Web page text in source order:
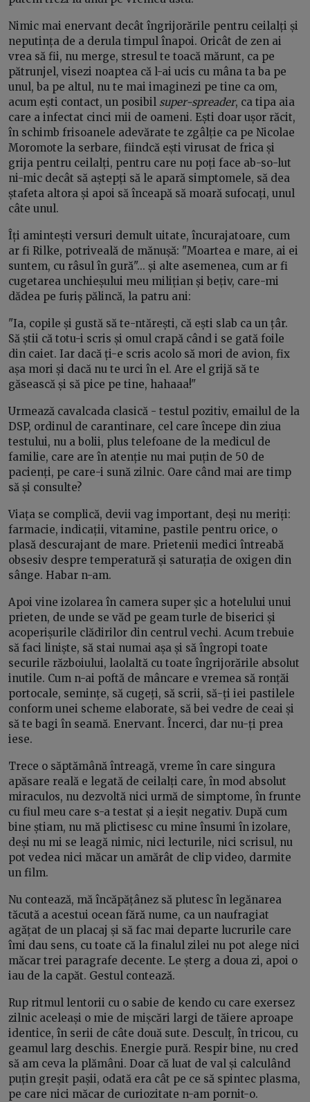
Nimic mai enervant decât îngrijorările pentru ceilalți și
neputința de a derula timpul înapoi. Oricât de zen ai
vrea să fii, nu merge, stresul te toacă mărunt, ca pe
pătrunjel, visezi noaptea că l-ai ucis cu mâna ta ba pe
unul, ba pe altul, nu te mai imaginezi pe tine ca om,
acum ești contact, un posibil super-spreader, ca tipa aia
care a infectat cinci mii de oameni. Ești doar ușor răcit,
în schimb frisoanele adevărate te zgâlție ca pe Nicolae
Moromote la serbare, fiindcă ești virusat de frica și
grija pentru ceilalți, pentru care nu poți face ab-so-lut
ni-mic decât să aștepți să le apară simptomele, să dea
ștafeta altora și apoi să înceapă să moară sufocați, unul
câte unul.
Îți amintești versuri demult uitate, încurajatoare, cum
ar fi Rilke, potriveală de mănușă: "Moartea e mare, ai ei
suntem, cu râsul în gură"... și alte asemenea, cum ar fi
cugetarea unchieșului meu milițian și bețiv, care-mi
dădea pe furiș pălincă, la patru ani:
"Ia, copile și gustă să te-ntărești, că ești slab ca un țâr.
Să știi că totu-i scris și omul crapă când i se gată foile
din caiet. Iar dacă ți-e scris acolo să mori de avion, fix
așa mori și dacă nu te urci în el. Are el grijă să te
găsească și să pice pe tine, hahaaa!"
Urmează cavalcada clasică - testul pozitiv, emailul de la
DSP, ordinul de carantinare, cel care începe din ziua
testului, nu a bolii, plus telefoane de la medicul de
familie, care are în atenție nu mai puțin de 50 de
pacienți, pe care-i sună zilnic. Oare când mai are timp
să și consulte?
Viața se complică, devii vag important, deși nu meriți:
farmacie, indicații, vitamine, pastile pentru orice, o
plasă descurajant de mare. Prietenii medici întreabă
obsesiv despre temperatură și saturația de oxigen din
sânge. Habar n-am.
Apoi vine izolarea în camera super șic a hotelului unui
prieten, de unde se văd pe geam turle de biserici și
acoperișurile clădirilor din centrul vechi. Acum trebuie
să faci liniște, să stai numai așa și să îngropi toate
securile războiului, laolaltă cu toate îngrijorările absolut
inutile. Cum n-ai poftă de mâncare e vremea să ronțăi
portocale, semințe, să cugeți, să scrii, să-ți iei pastilele
conform unei scheme elaborate, să bei vedre de ceai și
să te bagi în seamă. Enervant. Încerci, dar nu-ți prea
iese.
Trece o săptămână întreagă, vreme în care singura
apăsare reală e legată de ceilalți care, în mod absolut
miraculos, nu dezvoltă nici urmă de simptome, în frunte
cu fiul meu care s-a testat și a ieșit negativ. După cum
bine știam, nu mă plictisesc cu mine însumi în izolare,
deși nu mi se leagă nimic, nici lecturile, nici scrisul, nu
pot vedea nici măcar un amărât de clip video, darmite
un film.
Nu contează, mă încăpățânez să plutesc în legănarea
tăcută a acestui ocean fără nume, ca un naufragiat
agățat de un placaj și să fac mai departe lucrurile care
îmi dau sens, cu toate că la finalul zilei nu pot alege nici
măcar trei paragrafe decente. Le șterg a doua zi, apoi o
iau de la capăt. Gestul contează.
Rup ritmul lentorii cu o sabie de kendo cu care exersez
zilnic aceleași o mie de mișcări largi de tăiere aproape
identice, în serii de câte două sute. Desculț, în tricou, cu
geamul larg deschis. Energie pură. Respir bine, nu cred
să am ceva la plămâni. Doar că luat de val și calculând
puțin greșit pașii, odată era cât pe ce să spintec plasma,
pe care nici măcar de curiozitate n-am pornit-o.